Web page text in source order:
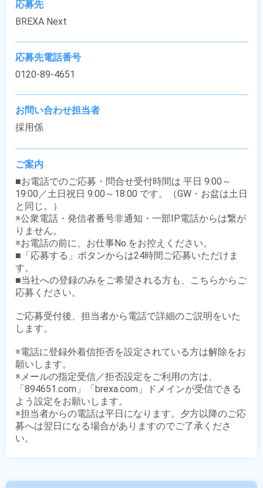
応募先
BREXA Next
応募先電話番号
0120-89-4651
お問い合わせ担当者
採用係
ご案内
■お電話でのご応募・問合せ受付時間は 平日 9:00～
19:00／土日祝日 9:00～18:00 です。（GW・お盆は土日
と同じ。）
※公衆電話・発信者番号非通知・一部IP電話からは繋が
りません。
※お電話の前に、お仕事No.をお控えください。
■「応募する」ボタンからは24時間ご応募いただけま
す。
■当社への登録のみをご希望される方も、こちらからご
応募ください。
ご応募受付後、担当者から電話で詳細のご説明をいた
します。
※電話に登録外着信拒否を設定されている方は解除をお
願いします。
※メールの指定受信／拒否設定をご利用の方は、
「894651.com」「brexa.com」ドメインが受信できる
よう設定をお願いします。
※担当者からの電話は平日になります。夕方以降のご応
募へは翌日になる場合がありますのでご了承くださ